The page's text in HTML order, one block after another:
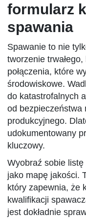
formularz
spawania
Spawanie to nie
tworzenie
połączenia, które
środowiskowe.
do katastrofalnych
od bezpieczeństwa
produkcyjnego.
udokumentowany
kluczowy.
Wyobraź sobie
jako mapę jakości.
który zapewnia, że
kwalifikacji
jest dokładnie